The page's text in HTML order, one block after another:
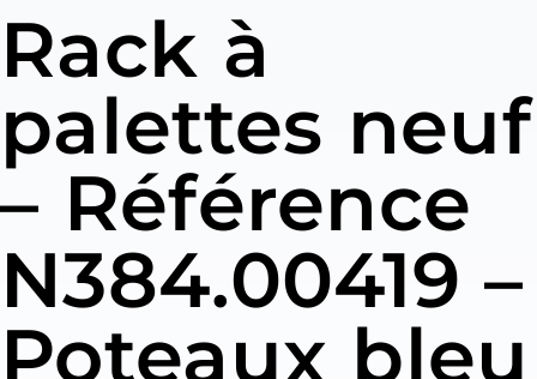
Rack à
palettes neuf
– Référence
N384.00419 –
Poteaux bleu